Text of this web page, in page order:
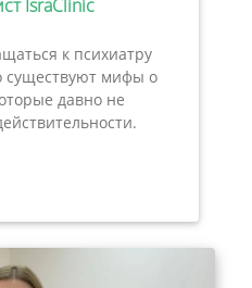
IsraClinic
к психиатру
существуют мифы о
давно не